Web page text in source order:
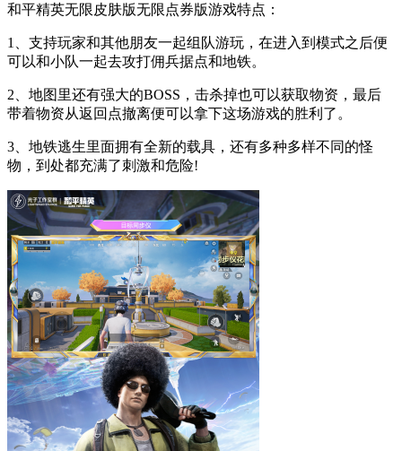
和平精英无限皮肤版无限点券版游戏特点：
1、支持玩家和其他朋友一起组队游玩，在进入到模式之后便
可以和小队一起去攻打佣兵据点和地铁。
2、地图里还有强大的BOSS，击杀掉也可以获取物资，最后
带着物资从返回点撤离便可以拿下这场游戏的胜利了。
3、地铁逃生里面拥有全新的载具，还有多种多样不同的怪
物，到处都充满了刺激和危险!